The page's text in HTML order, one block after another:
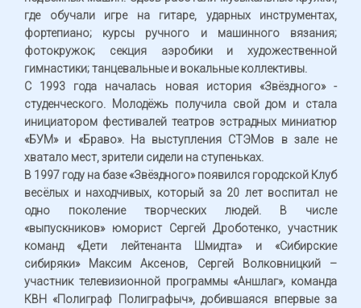
где обучали игре на гитаре, ударных инструментах,
фортепиано; курсы ручного и машинного вязания;
фотокружок; секция аэробики и художественной
гимнастики; танцевальные и вокальные коллективы.
С 1993 года началась новая история «Звёздного» -
студенческого. Молодёжь получила свой дом и стала
инициатором фестивалей театров эстрадных миниатюр
«БУМ» и «Браво». На выступления СТЭМов в зале не
хватало мест, зрители сидели на ступеньках.
В 1997 году на базе «Звёздного» появился городской Клуб
весёлых и находчивых, который за 20 лет воспитал не
одно поколение творческих людей. В числе
«выпускников» юморист Сергей Дроботенко, участник
команд «Дети лейтенанта Шмидта» и «Сибирские
сибиряки» Максим Аксенов, Сергей Волковницкий –
участник телевизионной программы «Аншлаг», команда
КВН «Полиграф Полиграфыч», добившаяся впервые за